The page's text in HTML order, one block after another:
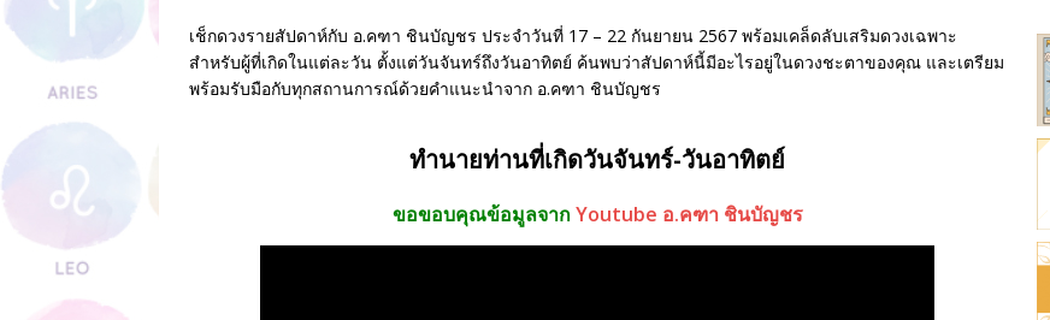
วัตถุมงคลสําหรับค้าขายในร้านค้า
ฮวงจุ้ย ร้านขายของบนรถ
เช็กดวงรายสัปดาห์กับ อ.คฑา ชินบัญชร ประจำวันที่ 17 – 22 กันยายน 2567 พร้อมเคล็ดลับเสริมดวงเฉพาะ
สำหรับผู้ที่เกิดในแต่ละวัน ตั้งแต่วันจันทร์ถึงวันอาทิตย์ ค้นพบว่าสัปดาห์นี้มีอะไรอยู่ในดวงชะตาของคุณ และเตรียม
พร้อมรับมือกับทุกสถานการณ์ด้วยคำแนะนำจาก อ.คฑา ชินบัญชร
ทำนายท่านที่เกิดวันจันทร์-วันอาทิตย์
ขอขอบคุณข้อมูลจากYoutube อ.คฑา ชินบัญชร